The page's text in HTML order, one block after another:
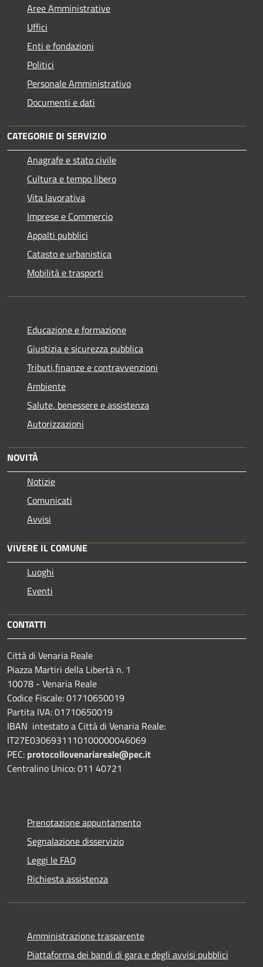
Aree Amministrative
Uffici
Enti e fondazioni
Politici
Personale Amministrativo
Documenti e dati
CATEGORIE DI SERVIZIO
Anagrafe e stato civile
Cultura e tempo libero
Vita lavorativa
Imprese e Commercio
Appalti pubblici
Catasto e urbanistica
Mobilità e trasporti
Educazione e formazione
Giustizia e sicurezza pubblica
Tributi,finanze e contravvenzioni
Ambiente
Salute, benessere e assistenza
Autorizzazioni
NOVITÀ
Notizie
Comunicati
Avvisi
VIVERE IL COMUNE
Luoghi
Eventi
CONTATTI
Città di Venaria Reale
Piazza Martiri della Libertà n. 1
10078 - Venaria Reale
Codice Fiscale: 01710650019
Partita IVA: 01710650019
IBAN intestato a Città di Venaria Reale:
IT27E0306931110100000046069
PEC: protocollovenariareale@pec.it
Centralino Unico: 011 40721
Prenotazione appuntamento
Segnalazione disservizio
Leggi le FAQ
Richiesta assistenza
Amministrazione trasparente
Piattaforma dei bandi di gara e degli avvisi pubblici